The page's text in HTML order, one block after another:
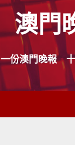
澳門
一份澳門晚報